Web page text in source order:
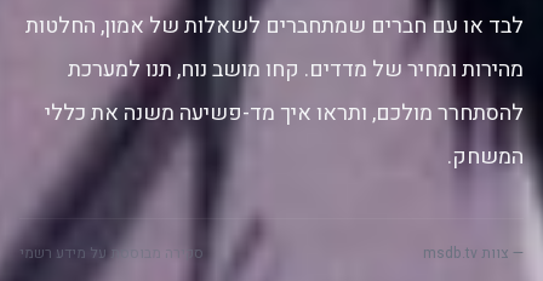
לבד או עם חברים שמתחברים לשאלות של אמון, החלטות
מהירות ומחיר של מדדים. קחו מושב נוח, תנו למערכת
להסתחרר מולכם, ותראו איך מד-פשיעה משנה את כללי
המשחק.
— צוות msdb.tv סקירה מבוססת על מידע רשמי